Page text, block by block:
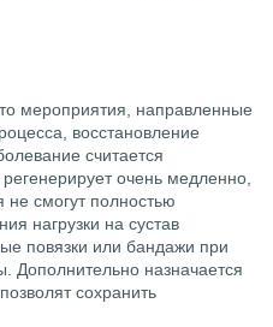
мероприятия, направленные
восстановление
считается
очень медленно,
смогут полностью
нагрузки на сустав
повязки или бандажи при
Дополнительно назначается
сохранить